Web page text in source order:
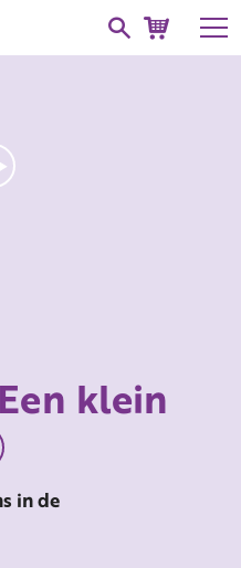
klein
in de